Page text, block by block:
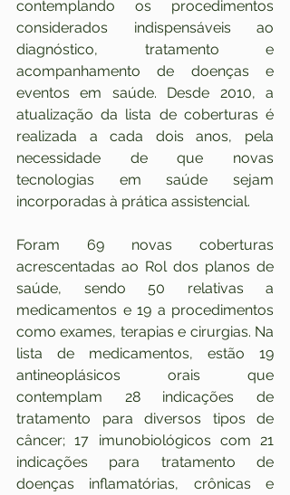
contemplando os procedimentos
considerados indispensáveis ao
diagnóstico, tratamento e
acompanhamento de doenças e
eventos em saúde. Desde 2010, a
atualização da lista de coberturas é
realizada a cada dois anos, pela
necessidade de que novas
tecnologias em saúde sejam
incorporadas à prática assistencial.
Foram 69 novas coberturas
acrescentadas ao Rol dos planos de
saúde, sendo 50 relativas a
medicamentos e 19 a procedimentos
como exames, terapias e cirurgias. Na
lista de medicamentos, estão 19
antineoplásicos orais que
contemplam 28 indicações de
tratamento para diversos tipos de
câncer; 17 imunobiológicos com 21
indicações para tratamento de
doenças inflamatórias, crônicas e